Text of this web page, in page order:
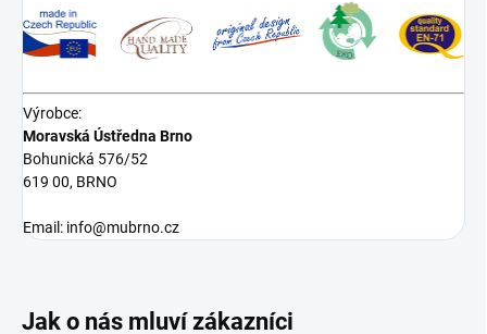
Výrobce:
Moravská Ústředna Brno
Bohunická 576/52
619 00, BRNO
Email: info@mubrno.cz